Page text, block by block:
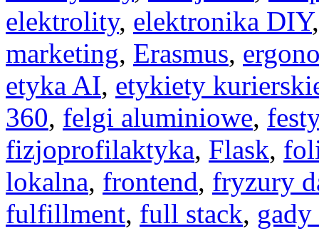
elektrolity, elektronika DIY
marketing, Erasmus,
etyka AI, etykiety
360, felgi aluminiowe,
fizjoprofilaktyka, Flask,
lokalna, frontend, fryzury
fulfillment, full stack,